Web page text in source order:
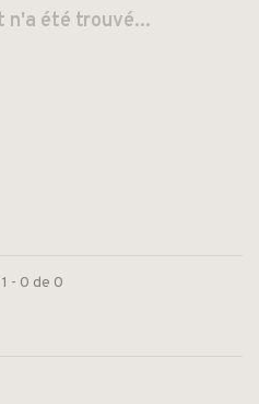
n'a été trouvé...
- 0 de 0